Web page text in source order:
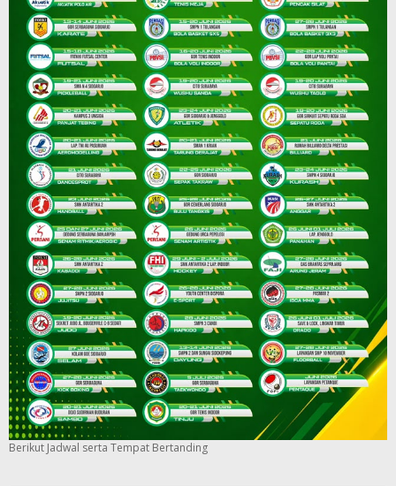
Berikut Jadwal serta Tempat Bertanding